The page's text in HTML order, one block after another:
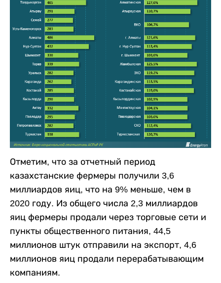
Отметим, что за отчетный период
казахстанские фермеры получили 3,6
миллиардов яиц, что на 9% меньше, чем в
2020 году. Из общего числа 2,3 миллиардов
яиц фермеры продали через торговые сети и
пункты общественного питания, 44,5
миллионов штук отправили на экспорт, 4,6
миллионов яиц продали перерабатывающим
компаниям.